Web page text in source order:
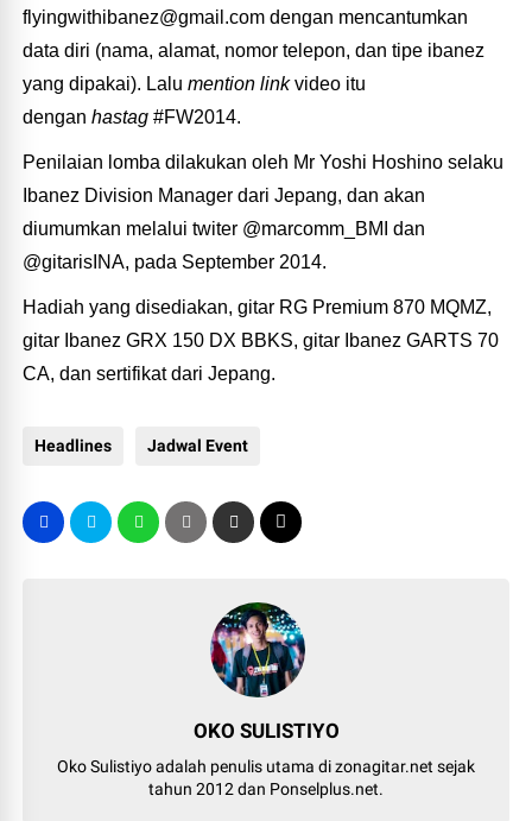
flyingwithibanez@gmail.com dengan mencantumkan
data diri (nama, alamat, nomor telepon, dan tipe ibanez
yang dipakai). Lalu mention link video itu
dengan hastag #FW2014.
Penilaian lomba dilakukan oleh Mr Yoshi Hoshino selaku
Ibanez Division Manager dari Jepang, dan akan
diumumkan melalui twiter @marcomm_BMI dan
@gitarisINA, pada September 2014.
Hadiah yang disediakan, gitar RG Premium 870 MQMZ,
gitar Ibanez GRX 150 DX BBKS, gitar Ibanez GARTS 70
CA, dan sertifikat dari Jepang.
Headlines Jadwal Event
OKO SULISTIYO
Oko Sulistiyo adalah penulis utama di zonagitar.net sejak
tahun 2012 dan Ponselplus.net.